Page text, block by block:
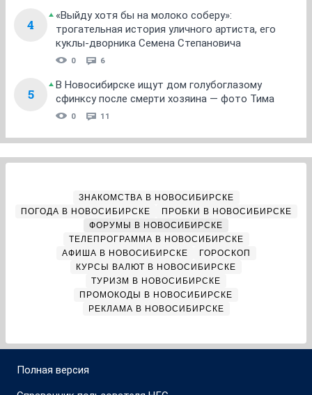
4
«Выйду хотя бы на молоко соберу»:
трогательная история уличного артиста, его
куклы-дворника Семена Степановича
0 6
5
В Новосибирске ищут дом голубоглазому
сфинксу после смерти хозяина — фото Тима
0 11
ЗНАКОМСТВА В НОВОСИБИРСКЕ
ПОГОДА В НОВОСИБИРСКЕ
ПРОБКИ В НОВОСИБИРСКЕ
ФОРУМЫ В НОВОСИБИРСКЕ
ТЕЛЕПРОГРАММА В НОВОСИБИРСКЕ
АФИША В НОВОСИБИРСКЕ
ГОРОСКОП
КУРСЫ ВАЛЮТ В НОВОСИБИРСКЕ
ТУРИЗМ В НОВОСИБИРСКЕ
ПРОМОКОДЫ В НОВОСИБИРСКЕ
РЕКЛАМА В НОВОСИБИРСКЕ
Полная версия